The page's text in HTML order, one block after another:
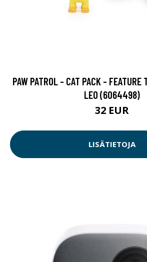
PAW PATROL - CAT PACK - FEATURE
LEO (6064498)
32 EUR
LISÄTIETOJA